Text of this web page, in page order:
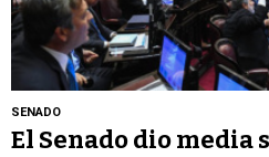
SENADO
El Senado dio media